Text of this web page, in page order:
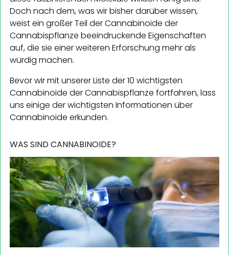
Doch nach dem, was wir bisher darüber wissen,
weist ein großer Teil der Cannabinoide der
Cannabispflanze beeindruckende Eigenschaften
auf, die sie einer weiteren Erforschung mehr als
würdig machen.
Bevor wir mit unserer Liste der 10 wichtigsten
Cannabinoide der Cannabispflanze fortfahren, lass
uns einige der wichtigsten Informationen über
Cannabinoide erkunden.
WAS SIND CANNABINOIDE?